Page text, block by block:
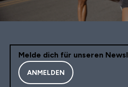
Melde dich für unseren
ANMELDEN